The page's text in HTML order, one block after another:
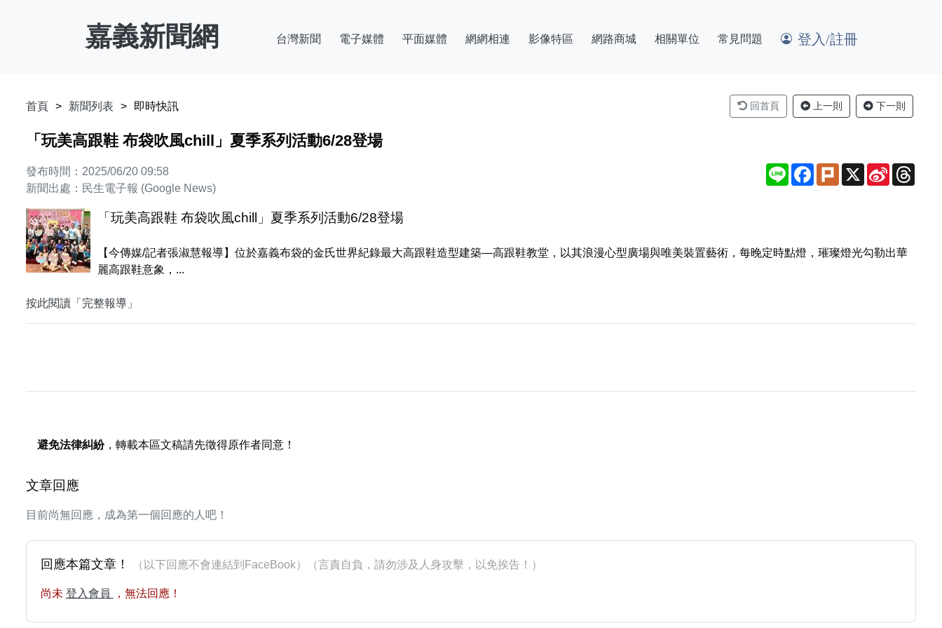
嘉義新聞網 台灣新聞 電子媒體 平面媒體 網網相連 影像特區 網路商城 相關單位 常見問題 登入/註冊
首頁 新聞列表 即時快訊 回首頁 上一則 下一則
「玩美高跟鞋 布袋吹風chill」夏季系列活動6/28登場
發布時間：2025/06/20 09:58
新聞出處：民生電子報 (Google News)
Line Facebook
Plurk X
Sina
Weibo
「玩美高跟鞋 布袋吹風chill」夏季系列活動6/28登場
【今傳媒/記者張淑慧報導】位於嘉義布袋的金氏世界紀錄最大高跟鞋造型建築—高跟鞋教堂，以其浪漫心型廣場與唯美裝置藝術，每晚定時點燈，璀璨燈光勾勒出華
麗高跟鞋意象，...
按此閱讀「完整報導」
避免法律糾紛，轉載本區文稿請先徵得原作者同意！
文章回應
目前尚無回應，成為第一個回應的人吧！
回應本篇文章！ （以下回應不會連結到FaceBook）（言責自負，請勿涉及人身攻擊，以免挨告！）
尚未 登入會員 ，無法回應！